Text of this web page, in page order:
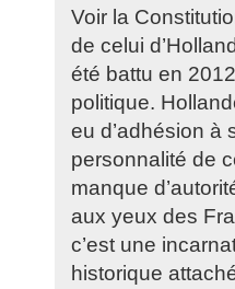
Voir la
de celui
été battu en
politique.
eu d’adhésion à
personnalité de
manque
aux yeux des
c’est une
historique